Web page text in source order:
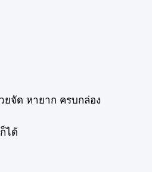
ยจัด หายาก ครบกล่อง
ได้